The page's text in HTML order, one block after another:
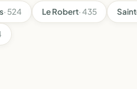
· 524 Le Robert· 435